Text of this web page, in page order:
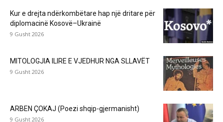
Kur e drejta ndërkombëtare hap një dritare për
diplomacinë Kosovë–Ukrainë
9 Gusht 2026
MITOLOGJIA ILIRE E VJEDHUR NGA SLLAVËT
9 Gusht 2026
ARBEN ÇOKAJ (Poezi shqip-gjermanisht)
9 Gusht 2026